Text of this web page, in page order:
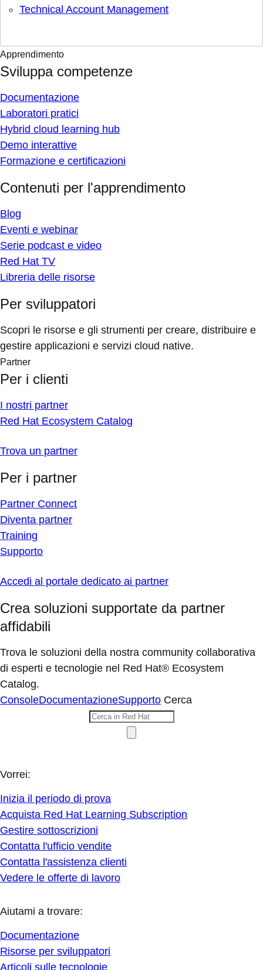
Technical Account Management
Apprendimento
Sviluppa competenze
Documentazione
Laboratori pratici
Hybrid cloud learning hub
Demo interattive
Formazione e certificazioni
Contenuti per l'apprendimento
Blog
Eventi e webinar
Serie podcast e video
Red Hat TV
Libreria delle risorse
Per sviluppatori
Scopri le risorse e gli strumenti per creare, distribuire e
gestire applicazioni e servizi cloud native.
Partner
Per i clienti
I nostri partner
Red Hat Ecosystem Catalog
Trova un partner
Per i partner
Partner Connect
Diventa partner
Training
Supporto
Accedi al portale dedicato ai partner
Crea soluzioni supportate da partner
affidabili
Trova le soluzioni della nostra community collaborativa
di esperti e tecnologie nel Red Hat® Ecosystem
Catalog.
ConsoleDocumentazioneSupporto Cerca
Vorrei:
Inizia il periodo di prova
Acquista Red Hat Learning Subscription
Gestire sottoscrizioni
Contatta l'ufficio vendite
Contatta l'assistenza clienti
Vedere le offerte di lavoro
Aiutami a trovare:
Documentazione
Risorse per sviluppatori
Articoli sulle tecnologie